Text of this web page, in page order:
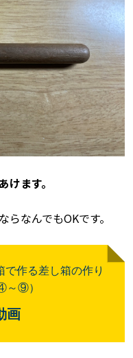
ます。
なんでもOKです。
で作る差し箱の作り
～⑨）
画